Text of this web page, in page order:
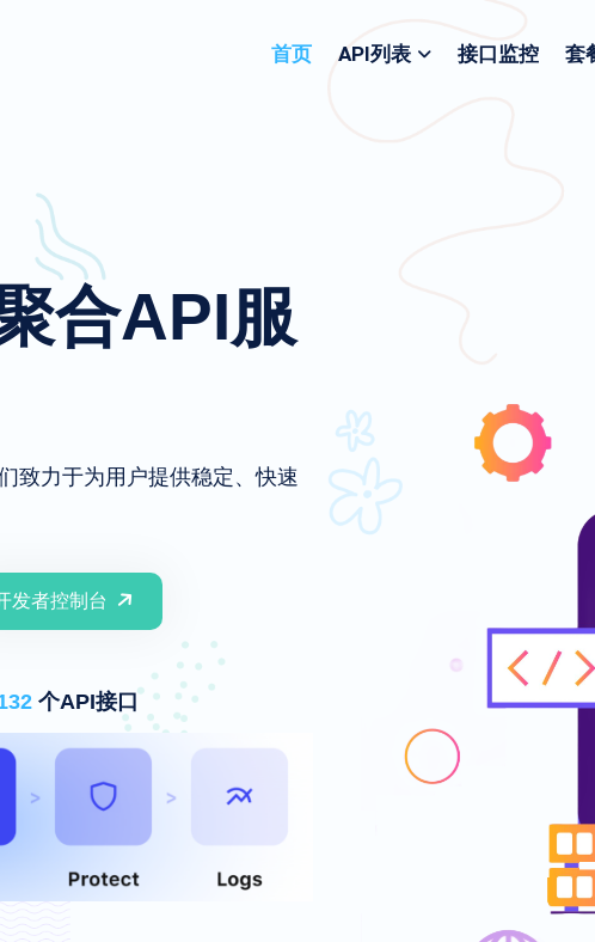
首页 API列表 接口监控 套
合API服
致力于为用户提供稳定、快速
发者控制台
个API接口